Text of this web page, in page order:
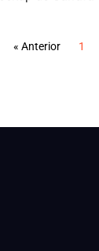
« Anterior 1